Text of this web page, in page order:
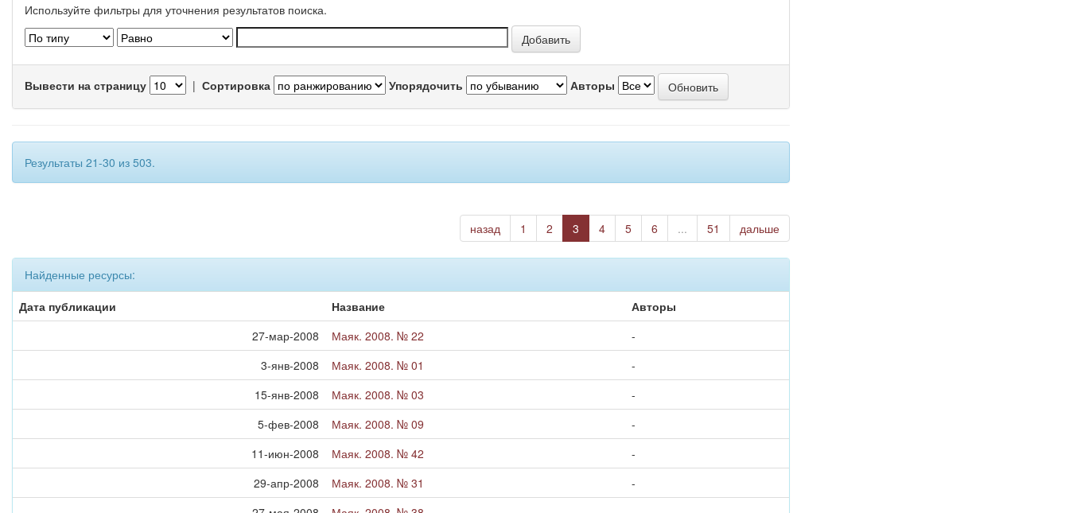
Используйте фильтры для уточнения результатов поиска.
Вывести на страницу | Сортировка Упорядочить Авторы
Результаты 21-30 из 503.
назад 1 2 3 4 5 6 ... 51 дальше
Найденные ресурсы:
Дата публикации
Название
Авторы
27-мар-2008
Маяк. 2008. № 22
-
3-янв-2008
Маяк. 2008. № 01
-
15-янв-2008
Маяк. 2008. № 03
-
5-фев-2008
Маяк. 2008. № 09
-
11-июн-2008
Маяк. 2008. № 42
-
29-апр-2008
Маяк. 2008. № 31
-